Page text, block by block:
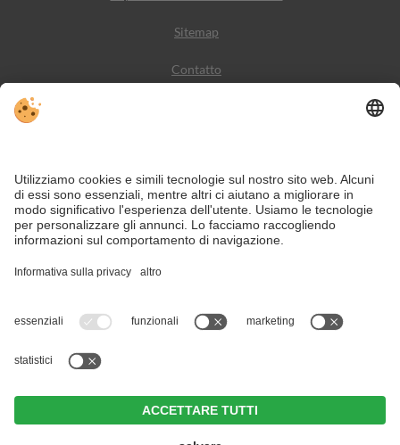
Sitemap
Contatto
VIVODolomiti è il portale di viaggio per una vacanza in
montagna indimenticabile – con alloggi e offerte nelle
Dolomiti, Patrimonio Naturale dell’Umanità UNESCO.
Nonostante il lavoro accurato e il costante aggiornamento dei contenuti, si
possono verificare errori. Non garantiamo la correttezza e la completezza di
tutte le informazioni.
Per motivi di sicurezza, si prega di verificare chiedendo direttamente sul posto